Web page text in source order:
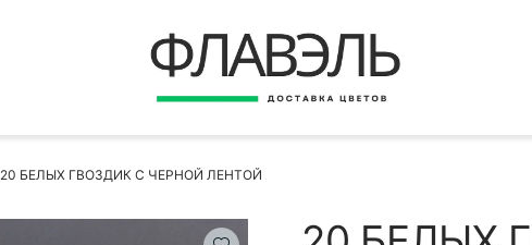
КОНТАКТЫ
20 БЕЛЫХ ГВОЗДИК С ЧЕРНОЙ ЛЕНТОЙ
ВЕРНУТЬСЯ
Быстрая покупка